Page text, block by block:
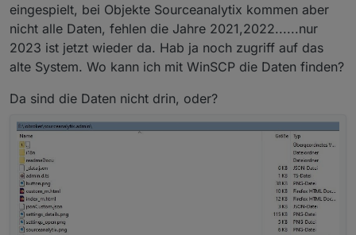
eingespielt, bei Objekte Sourceanalytix kommen aber
nicht alle Daten, fehlen die Jahre 2021,2022......nur
2023 ist jetzt wieder da. Hab ja noch zugriff auf das
alte System. Wo kann ich mit WinSCP die Daten finden?
Da sind die Daten nicht drin, oder?